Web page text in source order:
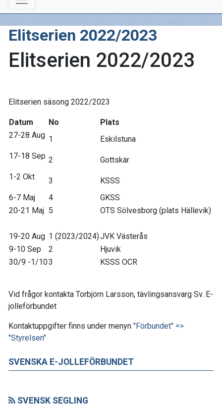
Elitserien 2022/2023
Elitserien 2022/2023
Elitserien säsong 2022/2023
Datum No
Plats
27-28 Aug 1
Eskilstuna
17-18 Sep 2
Gottskär
1-2 Okt
3
KSSS
6-7 Maj
4
GKSS
20-21 Maj 5 OTS Sölvesborg (plats Hällevik)
19-20 Aug 1 (2023/2024)JVK Västerås
9-10 Sep
2
Hjuvik
30/9 -1/103 KSSS OCR
Vid frågor kontakta Torbjörn Larsson, tävlingsansvarg Sv. E-
jolleförbundet
Kontaktuppgifter finns under menyn "Förbundet" =>
"Styrelsen"
SVENSKA E-JOLLEFÖRBUNDET
SVENSK SEGLING